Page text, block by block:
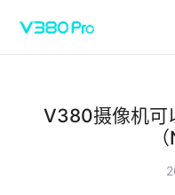
V380摄像机可